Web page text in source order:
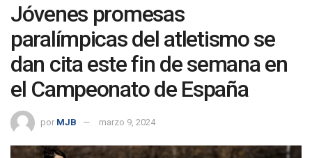
Jóvenes promesas
paralímpicas del atletismo se
dan cita este fin de semana en
el Campeonato de España
por MJB marzo 9, 2024